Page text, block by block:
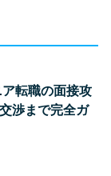
ア転職の面接攻
渉まで完全ガ